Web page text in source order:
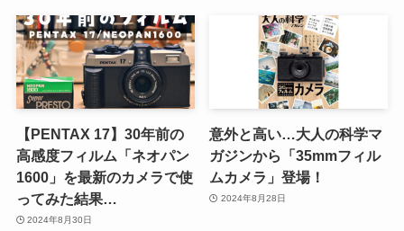
【PENTAX 17】30年前の
高感度フィルム「ネオパン
1600」を最新のカメラで使
ってみた結果…
2024年8月30日
意外と高い…大人の科学マ
ガジンから「35mmフィル
ムカメラ」登場！
2024年8月28日